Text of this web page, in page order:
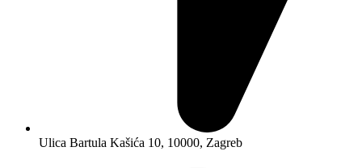
Ulica Bartula Kašića 10, 10000, Zagreb